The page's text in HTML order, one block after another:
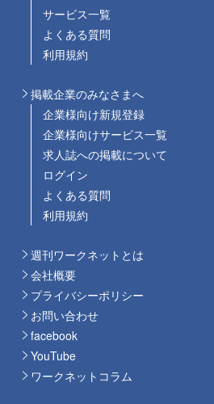
サービス一覧
よくある質問
利用規約
掲載企業のみなさまへ
企業様向け新規登録
企業様向けサービス一覧
求人誌への掲載について
ログイン
よくある質問
利用規約
週刊ワークネットとは
会社概要
プライバシーポリシー
お問い合わせ
facebook
YouTube
ワークネットコラム